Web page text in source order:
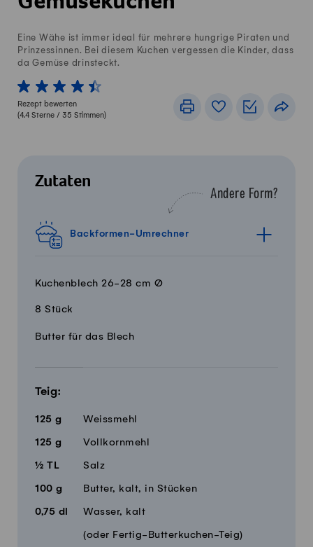
Eine Wähe ist immer ideal für mehrere hungrige Piraten und
Prinzessinnen. Bei diesem Kuchen vergessen die Kinder, dass
da Gemüse drinsteckt.
1 von 5 Sterne
2 von 5 Sterne
3 von 5 Sterne
4 von 5 Sterne
5 von 5 Sterne
Rezept bewerten
(4.4 Sterne / 35 Stimmen)
DruckenRezeptbuch
Zutaten
Andere Form?
Backformen-Umrechner
Kuchenblech 26-28 cm Ø
8 Stück
Menge Zutaten
Butter für das Blech
Teig:
125 g Weissmehl
125 g Vollkornmehl
½ TL Salz
100 g Butter, kalt, in Stücken
0,75 dl Wasser, kalt
(oder Fertig-Butterkuchen-Teig)